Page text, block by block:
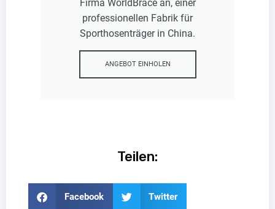
Firma WorldBrace an, einer
professionellen Fabrik für
Sporthosenträger in China.
ANGEBOT EINHOLEN
Teilen:
Facebook Twitter